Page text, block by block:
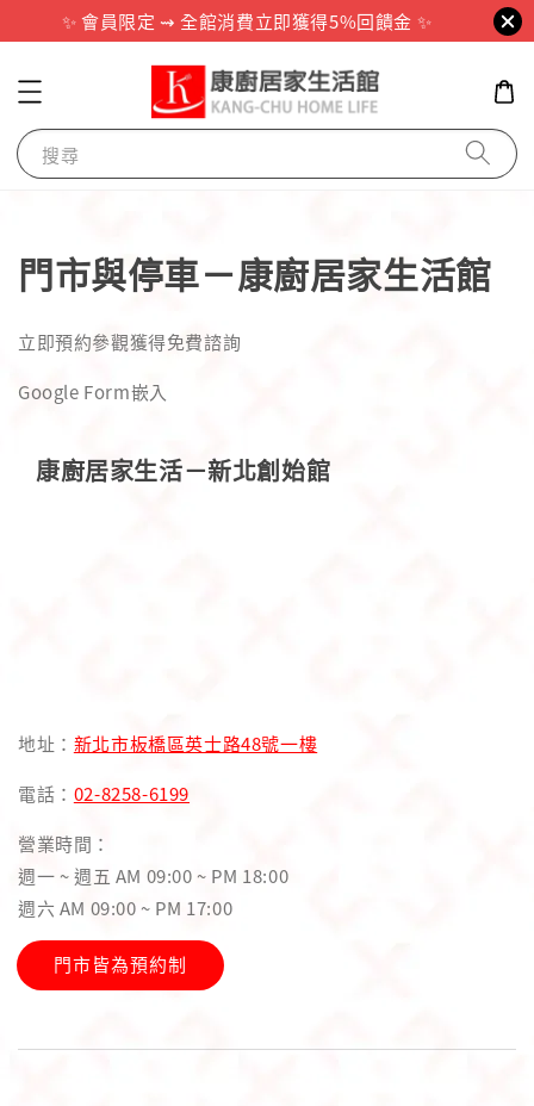
✨ 會員限定 ⇝ 全館消費立即獲得5%回饋金 ✨
搜尋
門市與停車－康廚居家生活館
立即預約參觀獲得免費諮詢
Google Form嵌入
康廚居家生活－新北創始館
地址： 新北市板橋區英士路48號一樓
電話： 02-8258-6199
營業時間：
週一 ~ 週五 AM 09:00 ~ PM 18:00
週六 AM 09:00 ~ PM 17:00
門市皆為預約制